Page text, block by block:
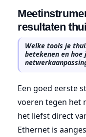
resultaten
Welke tools je
betekenen en
Een goed eerste
voeren tegen het
het liefst direct
Ethernet is